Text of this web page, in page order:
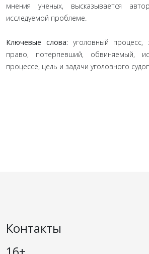
мнения ученых, высказывается
исследуемой проблеме.
Ключевые слова: уголовный процесс,
право, потерпевший, обвиняемый,
процессе, цель и задачи уголовного
Контакты